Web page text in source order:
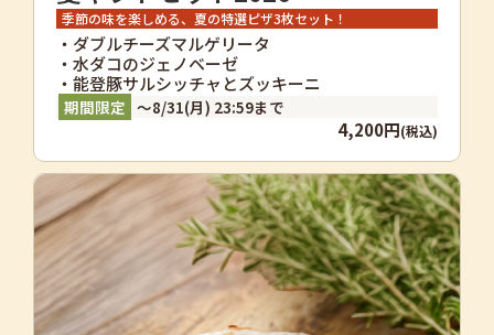
季節の味を楽しめる、夏の特選ピザ3枚セット！
・ダブルチーズマルゲリータ
・水ダコのジェノベーゼ
・能登豚サルシッチャとズッキーニ
～8/31(月) 23:59まで
4,200円(税込)